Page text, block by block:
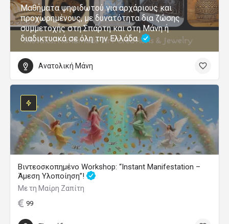
Μαθήματα ψηφιδωτού για αρχάριους και
προχωρημένους, με δυνατότητα δια ζώσης
συμμετοχής στη Σπάρτη και στη Μάνη ή
διαδικτυακά σε όλη την Ελλάδα.
Ανατολική Μάνη
Βιντεοσκοπημένο Workshop: “Instant Manifestation –
Άμεση Υλοποίηση”!
Με τη Μαίρη Ζαπίτη
99